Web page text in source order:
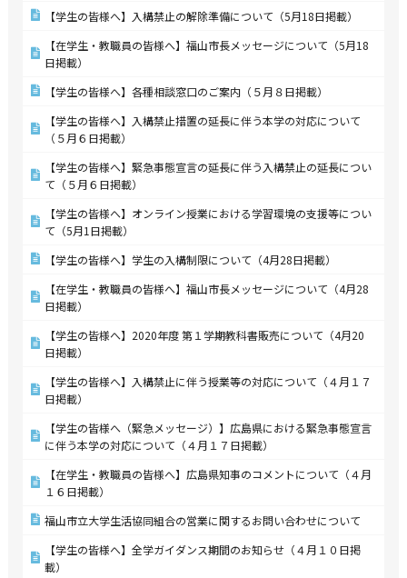
【学生の皆様へ】入構禁止の解除準備について（5月18日掲載）
【在学生・教職員の皆様へ】福山市長メッセージについて（5月18
日掲載）
【学生の皆様へ】各種相談窓口のご案内（５月８日掲載）
【学生の皆様へ】入構禁止措置の延長に伴う本学の対応について
（５月６日掲載）
【学生の皆様へ】緊急事態宣言の延長に伴う入構禁止の延長につい
て（５月６日掲載）
【学生の皆様へ】オンライン授業における学習環境の支援等につい
て（5月1日掲載）
【学生の皆様へ】学生の入構制限について（4月28日掲載）
【在学生・教職員の皆様へ】福山市長メッセージについて（4月28
日掲載）
【学生の皆様へ】2020年度 第１学期教科書販売について（4月20
日掲載）
【学生の皆様へ】入構禁止に伴う授業等の対応について（４月１７
日掲載）
【学生の皆様へ（緊急メッセージ）】広島県における緊急事態宣言
に伴う本学の対応について（４月１７日掲載）
【在学生・教職員の皆様へ】広島県知事のコメントについて（４月
１６日掲載）
福山市立大学生活協同組合の営業に関するお問い合わせについて
【学生の皆様へ】全学ガイダンス期間のお知らせ（４月１０日掲
載）